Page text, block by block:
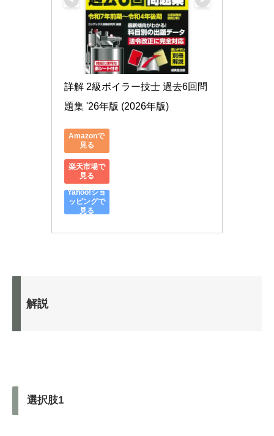
詳解 2級ボイラー技士 過去6回問
題集 '26年版 (2026年版)
Amazonで
見る
楽天市場で
見る
Yahoo!ショ
ッピングで
見る
解説
選択肢1